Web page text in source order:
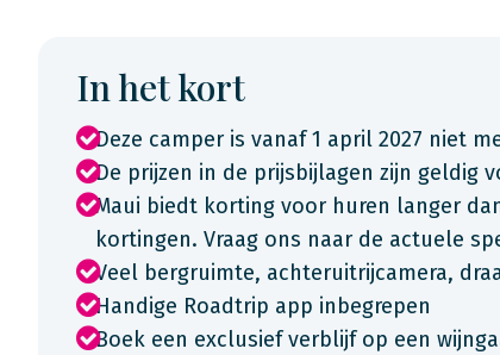
In het kort
Deze camper is vanaf 1 april 2027 niet
De prijzen in de prijsbijlagen zijn geldig
Maui biedt korting voor huren langer
kortingen. Vraag ons naar de actuele
Veel bergruimte, achteruitrijcamera,
Handige Roadtrip app inbegrepen
Boek een exclusief verblijf op een